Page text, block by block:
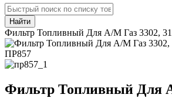
Найти
Фильтр Топливный Для А/М Газ 3302,
ПР857
Фильтр Топливный Для